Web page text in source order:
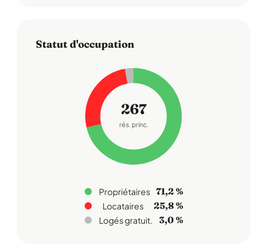
Statut d'occupation
267
rés. princ.
Propriétaires 71,2 %
Locataires 25,8 %
Logés gratuit. 3,0 %